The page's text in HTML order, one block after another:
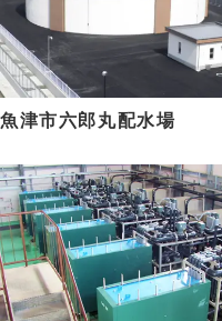
魚津市六郎丸配水場